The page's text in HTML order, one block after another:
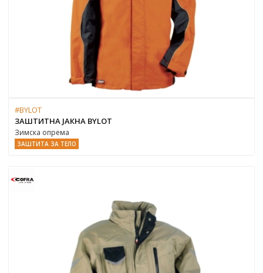
#BYLOT
ЗАШТИТНА ЈАКНА BYLOT
Зимска опрема
ЗАШТИТА ЗА ТЕЛО